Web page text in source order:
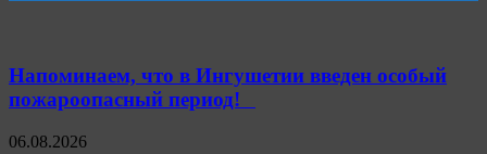
Напоминаем, что в Ингушетии введен особый
пожароопасный период!⁣⁣⠀
06.08.2026